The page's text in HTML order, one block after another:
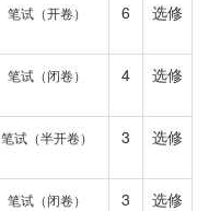
笔试（开卷） 6 选修
笔试（闭卷） 4 选修
笔试（半开卷） 3 选修
笔试（闭卷） 3 选修